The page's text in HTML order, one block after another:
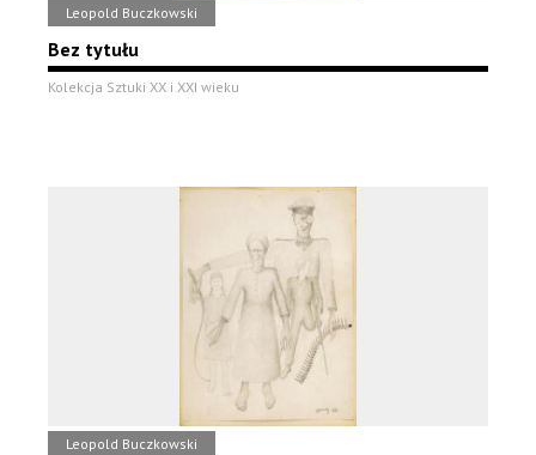
Leopold Buczkowski
Bez tytułu
Kolekcja Sztuki XX i XXI wieku
Leopold Buczkowski